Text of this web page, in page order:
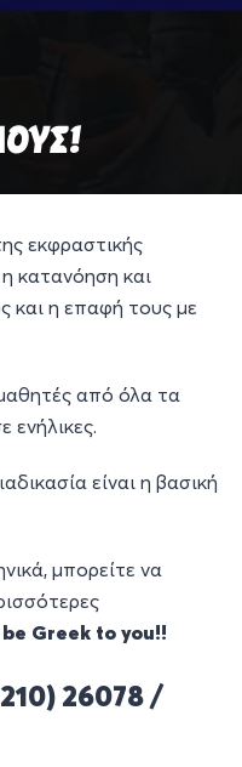
εκφραστικής
κατανόηση και
και η επαφή τους με
από όλα τα
ενήλικες.
είναι η βασική
μπορείτε να
Greek to you!!
26078 /